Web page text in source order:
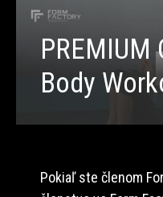
PREMIUM
Body
Pokiaľ ste členom